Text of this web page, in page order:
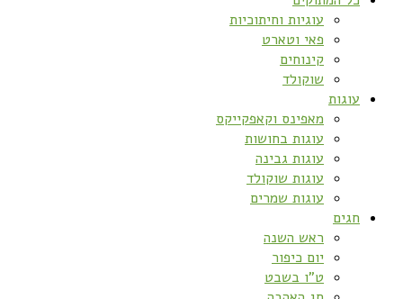
עוגיות וחיתוכיות
פאי וטארט
קינוחים
שוקולד
עוגות
מאפינס וקאפקייקס
עוגות בחושות
עוגות גבינה
עוגות שוקולד
עוגות שמרים
חגים
ראש השנה
יום כיפור
ט”ו בשבט